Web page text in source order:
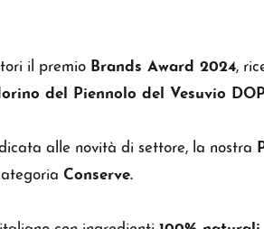
il premio Brands Award 2024,
del Piennolo del Vesuvio
alle novità di settore, la nostra
Conserve.